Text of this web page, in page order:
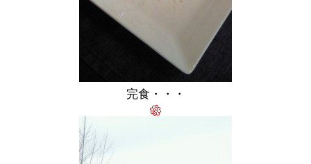
完食・・・